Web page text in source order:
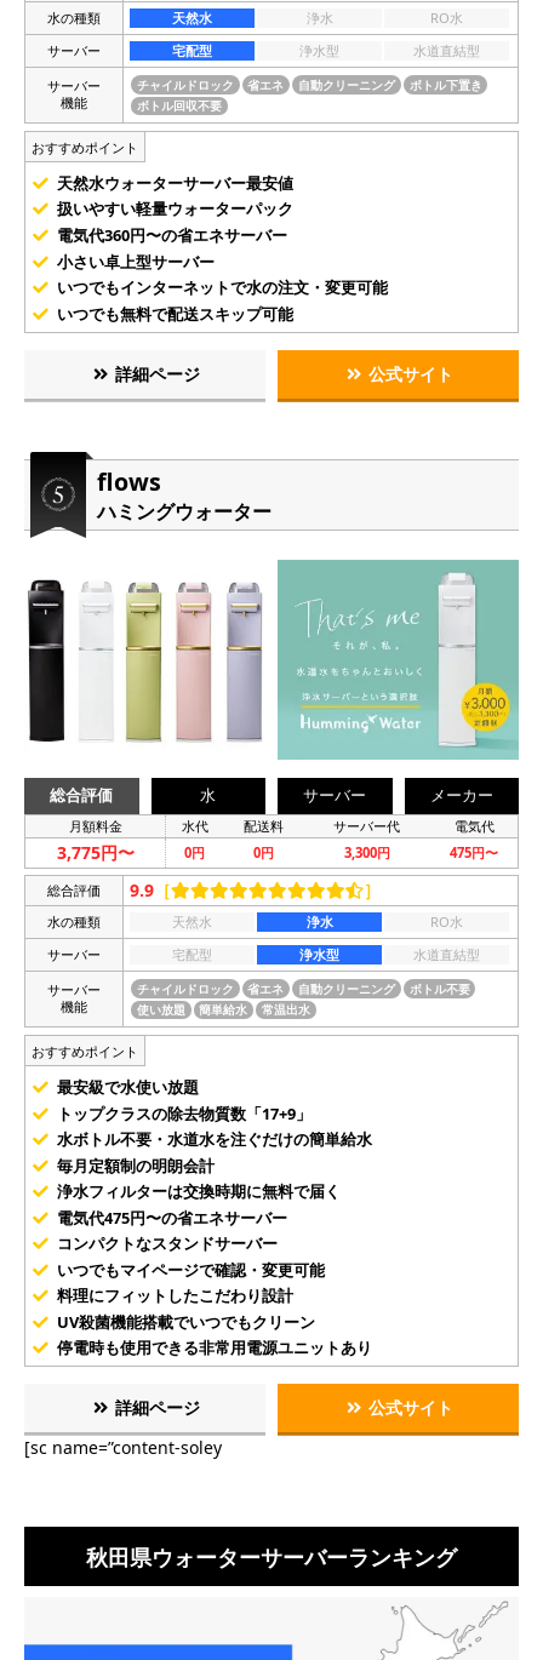
水の種類 天然水 浄水
RO水
サーバー
宅配型 浄水型
水道直結型
サーバー
機能
チャイルドロック 省エネ 自動クリーニング
ボトル下置き
ボトル回収不要
おすすめポイント
天然水ウォーターサーバー最安値
扱いやすい軽量ウォーターパック
電気代360円〜の省エネサーバー
小さい卓上型サーバー
いつでもインターネットで水の注文・変更可能
いつでも無料で配送スキップ可能
詳細ページ 公式サイト
flows
ハミングウォーター
総合評価 水 サーバー メーカー
月額料金 水代 配送料 サーバー代 電気代
3,775円〜 0円 0円 3,300円 475円〜
総合評価 9.9 ［ ］
水の種類 天然水 浄水
RO水
サーバー
宅配型 浄水型
水道直結型
サーバー
機能
チャイルドロック 省エネ 自動クリーニング
ボトル不要
使い放題
簡単給水 常温出水
おすすめポイント
最安級で水使い放題
トップクラスの除去物質数「17+9」
水ボトル不要・水道水を注ぐだけの簡単給水
毎月定額制の明朗会計
浄水フィルターは交換時期に無料で届く
電気代475円〜の省エネサーバー
コンパクトなスタンドサーバー
いつでもマイページで確認・変更可能
料理にフィットしたこだわり設計
UV殺菌機能搭載でいつでもクリーン
停電時も使用できる非常用電源ユニットあり
詳細ページ
公式サイト
[sc name=”content-soley
秋田県ウォーターサーバーランキング